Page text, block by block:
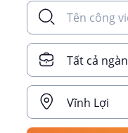
Tất cả
Vĩnh Lợi